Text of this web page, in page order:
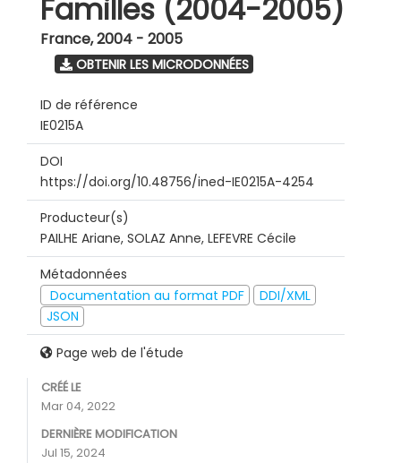
Familles (2004-2005)
France,2004 - 2005
OBTENIR LES MICRODONNÉES
ID de référence
IE0215A
DOI
https://doi.org/10.48756/ined-IE0215A-4254
Producteur(s)
PAILHE Ariane, SOLAZ Anne, LEFEVRE Cécile
Métadonnées
Documentation au format PDF
DDI/XML
JSON
Page web de l'étude
CRÉÉ LE
Mar 04, 2022
DERNIÈRE MODIFICATION
Jul 15, 2024